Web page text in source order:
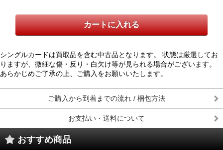
シングルカードは買取品を含む中古品となります。 状態は厳選してお
りますが、微細な傷・反り・白欠け等が見られる場合がございます。
あらかじめご了承の上、ご購入をお願いいたします。
ご購入から到着までの流れ / 梱包方法
お支払い・送料について
おすすめ商品